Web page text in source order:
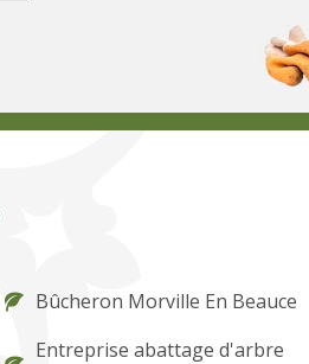
Bûcheron Morville En Beauce
Entreprise abattage d'arbre